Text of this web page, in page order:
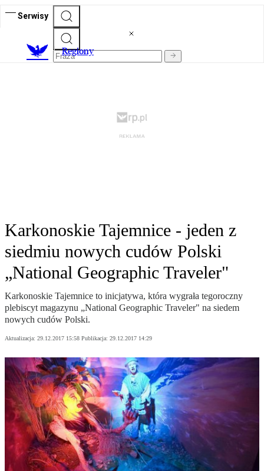
Serwisy
Regiony
Karkonoskie Tajemnice - jeden z
siedmiu nowych cudów Polski
„National Geographic Traveler"
Karkonoskie Tajemnice to inicjatywa, która wygrała tegoroczny
plebiscyt magazynu „National Geographic Traveler" na siedem
nowych cudów Polski.
Aktualizacja: 29.12.2017 15:58 Publikacja: 29.12.2017 14:29